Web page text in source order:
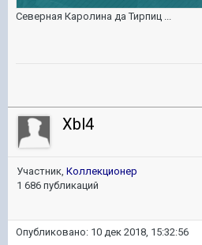
Северная Каролина да Тирпиц ...
Xbl4
Участник, Коллекционер
1 686 публикаций
Опубликовано: 10 дек 2018, 15:32:56